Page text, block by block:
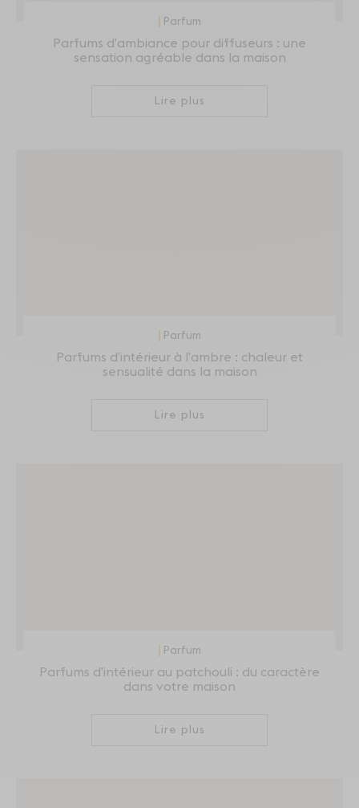
Parfum
Parfums d’ambiance pour diffuseurs : une
sensation agréable dans la maison
Lire plus
Parfum
Parfums d’intérieur à l’ambre : chaleur et
sensualité dans la maison
Lire plus
Parfum
Parfums d’intérieur au patchouli : du caractère
dans votre maison
Lire plus